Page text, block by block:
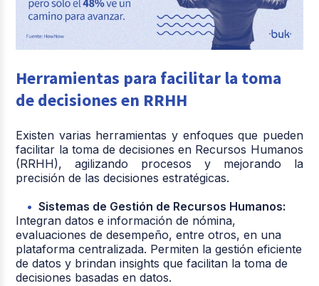
Herramientas para facilitar la toma
de decisiones en RRHH
Existen varias herramientas y enfoques que pueden
facilitar la toma de decisiones en Recursos Humanos
(RRHH), agilizando procesos y mejorando la
precisión de las decisiones estratégicas.
Sistemas de Gestión de Recursos Humanos:
Integran datos e información de nómina,
evaluaciones de desempeño, entre otros, en una
plataforma centralizada. Permiten la gestión eficiente
de datos y brindan insights que facilitan la toma de
decisiones basadas en datos.